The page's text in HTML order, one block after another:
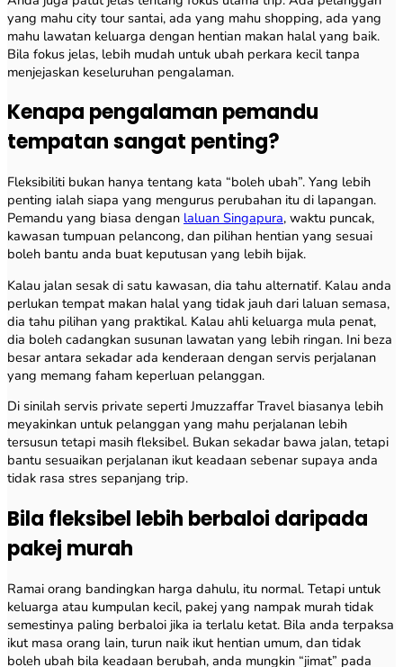
yang mahu city tour santai, ada yang mahu shopping, ada yang
mahu lawatan keluarga dengan hentian makan halal yang baik.
Bila fokus jelas, lebih mudah untuk ubah perkara kecil tanpa
menjejaskan keseluruhan pengalaman.
Kenapa pengalaman pemandu
tempatan sangat penting?
Fleksibiliti bukan hanya tentang kata “boleh ubah”. Yang lebih
penting ialah siapa yang mengurus perubahan itu di lapangan.
Pemandu yang biasa dengan laluan Singapura, waktu puncak,
kawasan tumpuan pelancong, dan pilihan hentian yang sesuai
boleh bantu anda buat keputusan yang lebih bijak.
Kalau jalan sesak di satu kawasan, dia tahu alternatif. Kalau anda
perlukan tempat makan halal yang tidak jauh dari laluan semasa,
dia tahu pilihan yang praktikal. Kalau ahli keluarga mula penat,
dia boleh cadangkan susunan lawatan yang lebih ringan. Ini beza
besar antara sekadar ada kenderaan dengan servis perjalanan
yang memang faham keperluan pelanggan.
Di sinilah servis private seperti Jmuzzaffar Travel biasanya lebih
meyakinkan untuk pelanggan yang mahu perjalanan lebih
tersusun tetapi masih fleksibel. Bukan sekadar bawa jalan, tetapi
bantu sesuaikan perjalanan ikut keadaan sebenar supaya anda
tidak rasa stres sepanjang trip.
Bila fleksibel lebih berbaloi daripada
pakej murah
Ramai orang bandingkan harga dahulu, itu normal. Tetapi untuk
keluarga atau kumpulan kecil, pakej yang nampak murah tidak
semestinya paling berbaloi jika ia terlalu ketat. Bila anda terpaksa
ikut masa orang lain, turun naik ikut hentian umum, dan tidak
boleh ubah bila keadaan berubah, anda mungkin “jimat” pada